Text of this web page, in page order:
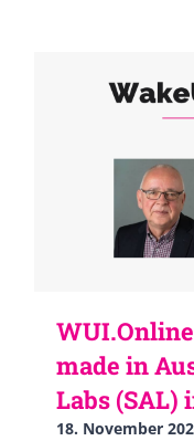
made in
Labs
18. November